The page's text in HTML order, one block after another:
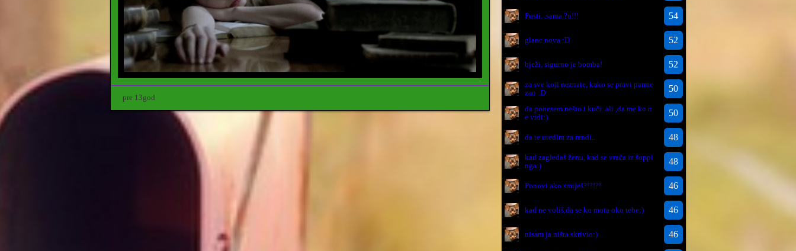
pre 13god
Pusti...sama ?u!!! 54
glanc nova :D 52
bježi, sigurno je bomba! 52
za sve koji neznate, kako se pravi parme
zan :D
50
da ponesem nešto i kuči..ali ,da me ko n
e vidi:)
50
da te uredim za randi.. 48
kad zagledaš ženu, kad se vrača iz šoppi
nga:)
48
Ponovi ako smiješ?!?!?! 46
kad ne voliš,da se ko mota oko tebe:) 46
nisam ja ništa skrivio:) 46